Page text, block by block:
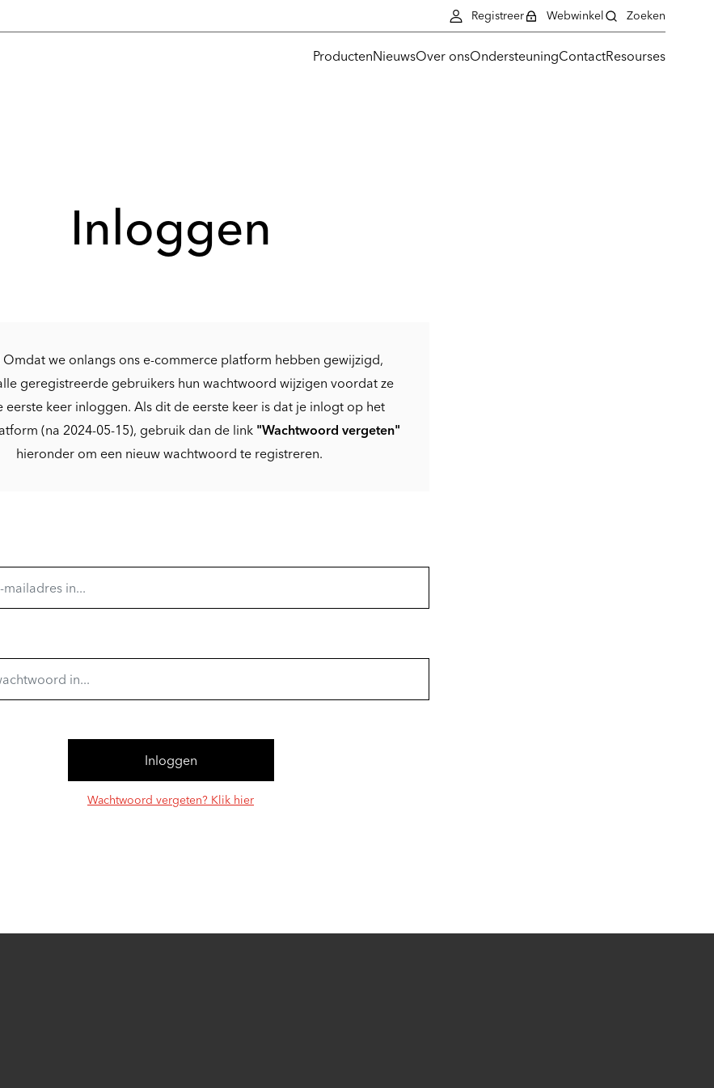
ProductenNieuwsOver onsOndersteuningContactResourses
Registreer Webwinkel Zoeken
Inloggen
Omdat we onlangs ons e-commerce platform hebben gewijzigd,
geregistreerde gebruikers hun wachtwoord wijzigen voordat ze
eerste keer inloggen. Als dit de eerste keer is dat je inlogt op het
(na 2024-05-15), gebruik dan de link "Wachtwoord vergeten"
hieronder om een nieuw wachtwoord te registreren.
Wachtwoord vergeten? Klik hier